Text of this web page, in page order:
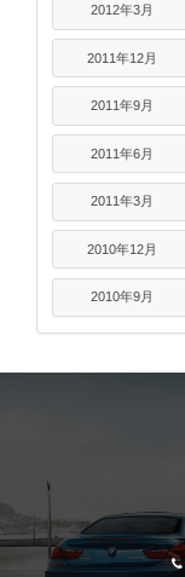
2012年3月
2011年12月
2011年9月
2011年6月
2011年3月
2010年12月
2010年9月